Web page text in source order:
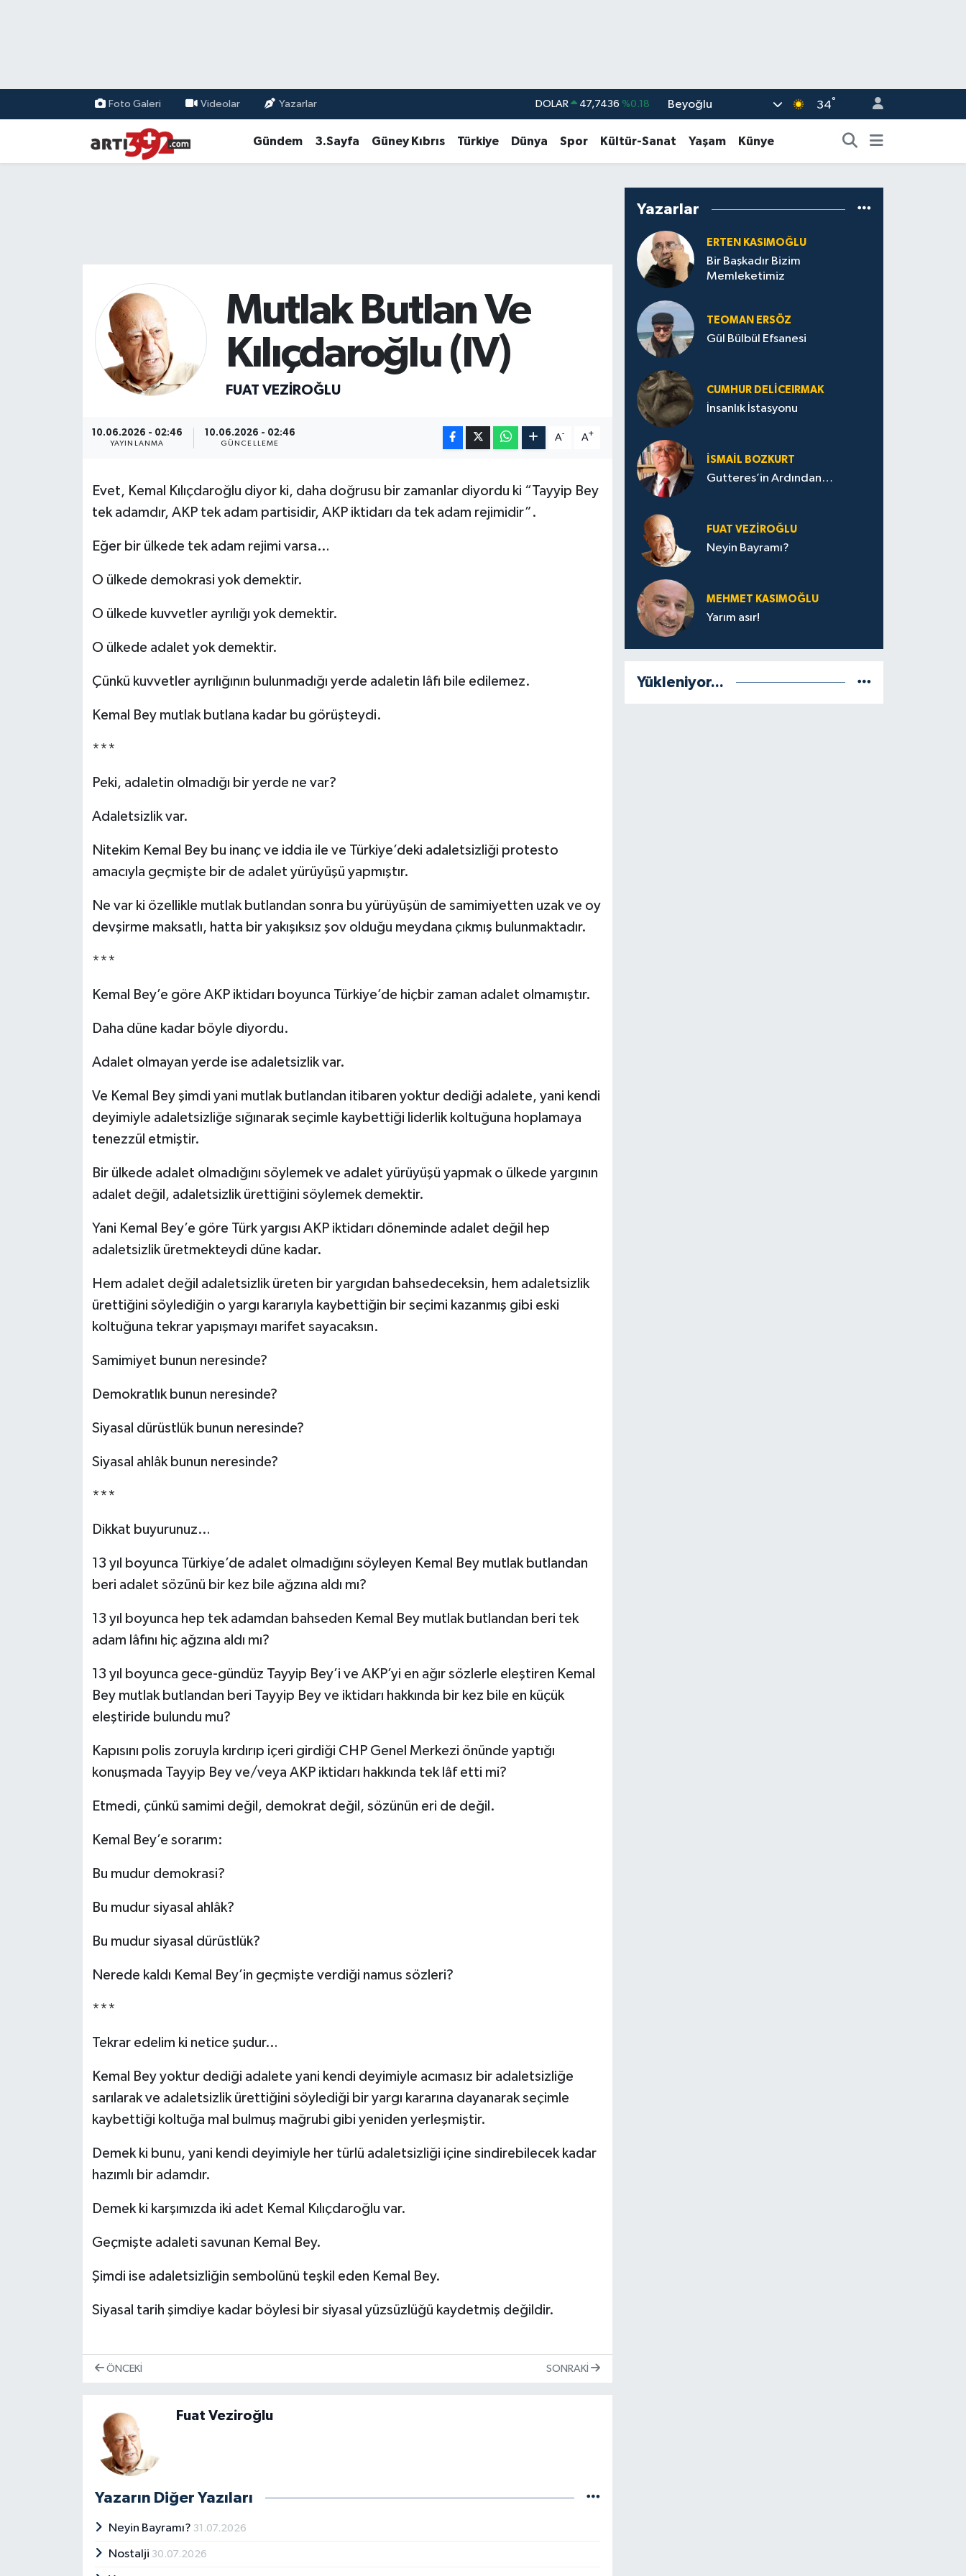
Foto Galeri Videolar Yazarlar DOLAR 47,7436 %0.18
%-14
%-0.1
Beyoğlu 34°
Gündem 3.Sayfa Güney Kıbrıs Türkiye Dünya Spor Kültür-Sanat Yaşam Künye
Mutlak Butlan Ve
Kılıçdaroğlu (IV)
FUAT VEZIROĞLU
10.06.2026 - 02:46
YAYINLANMA
10.06.2026 - 02:46
GÜNCELLEME
A- A+
Evet, Kemal Kılıçdaroğlu diyor ki, daha doğrusu bir zamanlar diyordu ki “Tayyip Bey
tek adamdır, AKP tek adam partisidir, AKP iktidarı da tek adam rejimidir”.
Eğer bir ülkede tek adam rejimi varsa…
O ülkede demokrasi yok demektir.
O ülkede kuvvetler ayrılığı yok demektir.
O ülkede adalet yok demektir.
Çünkü kuvvetler ayrılığının bulunmadığı yerde adaletin lâfı bile edilemez.
Kemal Bey mutlak butlana kadar bu görüşteydi.
***
Peki, adaletin olmadığı bir yerde ne var?
Adaletsizlik var.
Nitekim Kemal Bey bu inanç ve iddia ile ve Türkiye’deki adaletsizliği protesto
amacıyla geçmişte bir de adalet yürüyüşü yapmıştır.
Ne var ki özellikle mutlak butlandan sonra bu yürüyüşün de samimiyetten uzak ve oy
devşirme maksatlı, hatta bir yakışıksız şov olduğu meydana çıkmış bulunmaktadır.
***
Kemal Bey’e göre AKP iktidarı boyunca Türkiye’de hiçbir zaman adalet olmamıştır.
Daha düne kadar böyle diyordu.
Adalet olmayan yerde ise adaletsizlik var.
Ve Kemal Bey şimdi yani mutlak butlandan itibaren yoktur dediği adalete, yani kendi
deyimiyle adaletsizliğe sığınarak seçimle kaybettiği liderlik koltuğuna hoplamaya
tenezzül etmiştir.
Bir ülkede adalet olmadığını söylemek ve adalet yürüyüşü yapmak o ülkede yargının
adalet değil, adaletsizlik ürettiğini söylemek demektir.
Yani Kemal Bey’e göre Türk yargısı AKP iktidarı döneminde adalet değil hep
adaletsizlik üretmekteydi düne kadar.
Hem adalet değil adaletsizlik üreten bir yargıdan bahsedeceksin, hem adaletsizlik
ürettiğini söylediğin o yargı kararıyla kaybettiğin bir seçimi kazanmış gibi eski
koltuğuna tekrar yapışmayı marifet sayacaksın.
Samimiyet bunun neresinde?
Demokratlık bunun neresinde?
Siyasal dürüstlük bunun neresinde?
Siyasal ahlâk bunun neresinde?
***
Dikkat buyurunuz…
13 yıl boyunca Türkiye’de adalet olmadığını söyleyen Kemal Bey mutlak butlandan
beri adalet sözünü bir kez bile ağzına aldı mı?
13 yıl boyunca hep tek adamdan bahseden Kemal Bey mutlak butlandan beri tek
adam lâfını hiç ağzına aldı mı?
13 yıl boyunca gece-gündüz Tayyip Bey’i ve AKP’yi en ağır sözlerle eleştiren Kemal
Bey mutlak butlandan beri Tayyip Bey ve iktidarı hakkında bir kez bile en küçük
eleştiride bulundu mu?
Kapısını polis zoruyla kırdırıp içeri girdiği CHP Genel Merkezi önünde yaptığı
konuşmada Tayyip Bey ve/veya AKP iktidarı hakkında tek lâf etti mi?
Etmedi, çünkü samimi değil, demokrat değil, sözünün eri de değil.
Kemal Bey’e sorarım:
Bu mudur demokrasi?
Bu mudur siyasal ahlâk?
Bu mudur siyasal dürüstlük?
Nerede kaldı Kemal Bey’in geçmişte verdiği namus sözleri?
***
Tekrar edelim ki netice şudur…
Kemal Bey yoktur dediği adalete yani kendi deyimiyle acımasız bir adaletsizliğe
sarılarak ve adaletsizlik ürettiğini söylediği bir yargı kararına dayanarak seçimle
kaybettiği koltuğa mal bulmuş mağrubi gibi yeniden yerleşmiştir.
Demek ki bunu, yani kendi deyimiyle her türlü adaletsizliği içine sindirebilecek kadar
hazımlı bir adamdır.
Demek ki karşımızda iki adet Kemal Kılıçdaroğlu var.
Geçmişte adaleti savunan Kemal Bey.
Şimdi ise adaletsizliğin sembolünü teşkil eden Kemal Bey.
Siyasal tarih şimdiye kadar böylesi bir siyasal yüzsüzlüğü kaydetmiş değildir.
ÖNCEKI SONRAKI
Fuat Veziroğlu
Yazarın Diğer Yazıları
Neyin Bayramı? 31.07.2026
Nostalji 30.07.2026
Yazarlar
ERTEN KASIMOĞLU
Bir Başkadır Bizim
Memleketimiz
TEOMAN ERSÖZ
Gül Bülbül Efsanesi
CUMHUR DELICEIRMAK
İnsanlık İstasyonu
İSMAIL BOZKURT
Gutteres’in Ardından…
FUAT VEZIROĞLU
Neyin Bayramı?
MEHMET KASIMOĞLU
Yarım asır!
Yükleniyor...